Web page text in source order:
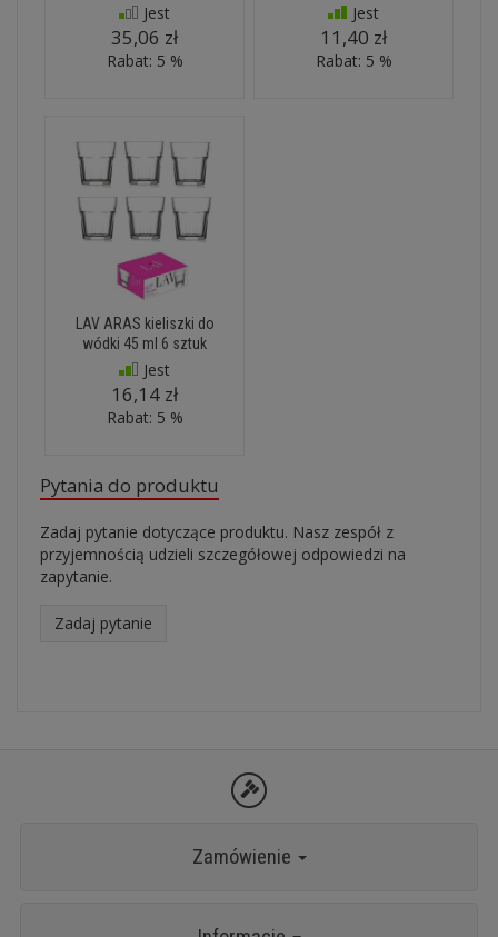
Jest
35,06 zł
Rabat: 5 %
Jest
11,40 zł
Rabat: 5 %
LAV ARAS kieliszki do
wódki 45 ml 6 sztuk
Jest
16,14 zł
Rabat: 5 %
Pytania do produktu
Zadaj pytanie dotyczące produktu. Nasz zespół z
przyjemnością udzieli szczegółowej odpowiedzi na
zapytanie.
Zadaj pytanie
Zamówienie